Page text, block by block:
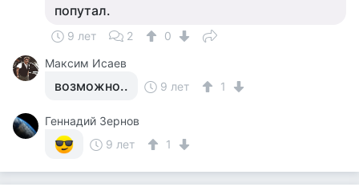
попутал.
9 лет 2
0
Максим Исаев
возможно.. 9 лет 1
Геннадий Зернов
9 лет
1